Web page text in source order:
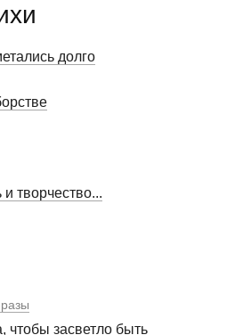
долго
творчество...
чтобы засветло быть